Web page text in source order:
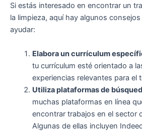
Si estás interesado en encontrar un
la limpieza, aquí hay algunos
ayudar:
Elabora un currículum
tu currículum esté orientado a
experiencias relevantes para el
Utiliza plataformas de
muchas plataformas en línea
encontrar trabajos en el sector
Algunas de ellas incluyen